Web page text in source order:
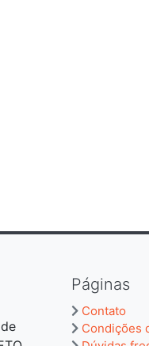
Páginas
Contato
Condições